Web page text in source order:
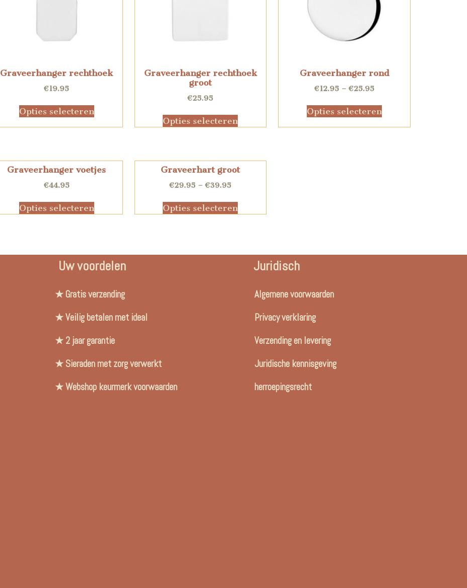
Graveerhanger rechthoek
€19.95
Opties selecteren
Graveerhanger rechthoek
groot
€25.95
Opties selecteren
Graveerhanger rond
€12.95 –€25.95
Opties selecteren
Graveerhanger voetjes
€44.95
Opties selecteren
Graveerhart groot
€29.95 –€39.95
Opties selecteren
Uw voordelen
★ Gratis verzending
★ Veilig betalen met ideal
★ 2 jaar garantie
★ Sieraden met zorg verwerkt
★ Webshop keurmerk voorwaarden
Juridisch
Algemene voorwaarden
Privacy verklaring
Verzending en levering
Juridische kennisgeving
herroepingsrecht